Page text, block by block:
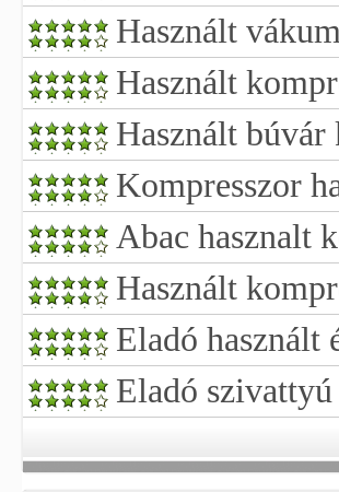
Használt
Használt
Használt búvár
Kompresszor
Abac hasznalt
Használt
Eladó használt
Eladó szivattyú